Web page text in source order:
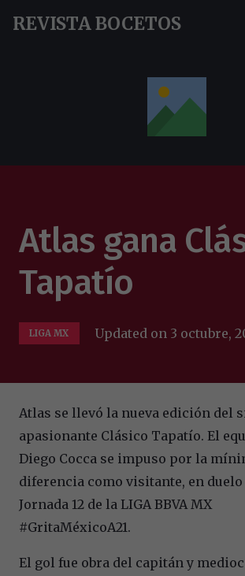
REVISTA BOCETOS
Atlas gana
Tapatío
LIGA MX Updated on 3 octubre,
Atlas se llevó la nueva edición del
apasionante Clásico Tapatío. El
Diego Cocca se impuso por la
diferencia como visitante, en duelo
Jornada 12 de la LIGA BBVA MX
#GritaMéxicoA21.
El gol fue obra del capitán y